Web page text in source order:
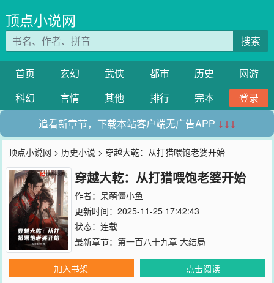
顶点小说网
搜索
首页 玄幻 武侠 都市 历史
网游
科幻
言情 其他 排行 完本
登录
追看新章节，下载本站客户端无广告APP ↓↓↓
顶点小说网 > 历史小说 > 穿越大乾：从打猎喂饱老婆开始
穿越大乾：从打猎喂饱老婆开始
作者： 呆萌僵小鱼
更新时间：2025-11-25 17:42:43
状态：连载
最新章节： 第一百八十九章 大结局
加入书架
点击阅读